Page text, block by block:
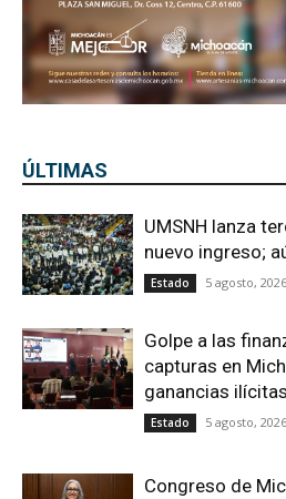
ÚLTIMAS
UMSNH lanza
nuevo ingreso;
Estado 5 agosto, 2026
Golpe a las
capturas en
ganancias
Estado 5 agosto, 2026
Congreso de